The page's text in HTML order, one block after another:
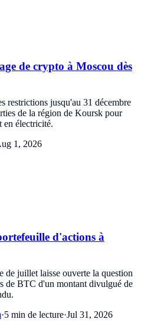
de crypto à Moscou dès
restrictions jusqu'au 31 décembre
de la région de Koursk pour
en électricité.
1, 2026
d'actions à
de juillet laisse ouverte la question
de BTC d'un montant divulgué de
·5 min de lecture·Jul 31, 2026